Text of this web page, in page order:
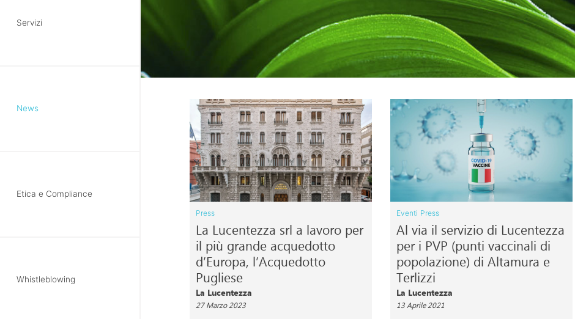
Servizi
News
Etica e Compliance
Whistleblowing
Press
La Lucentezza srl a lavoro per
il più grande acquedotto
d’Europa, l’Acquedotto
Pugliese
La Lucentezza
27 Marzo 2023
Eventi Press
Al via il servizio di Lucentezza
per i PVP (punti vaccinali di
popolazione) di Altamura e
Terlizzi
La Lucentezza
13 Aprile 2021